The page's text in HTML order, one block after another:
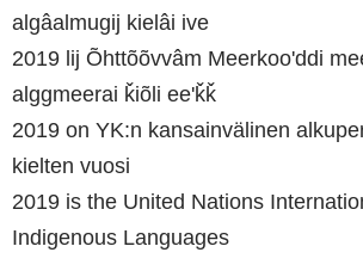
algâalmugij kielâi ive
2019 lij Õhttõõvvâm Meerkooʹddi
alggmeerai ǩiõli eeʹǩǩ
2019 on YK:n kansainvälinen
kielten vuosi
2019 is the United Nations
Indigenous Languages